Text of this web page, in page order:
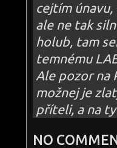
cejtím
ale ne tak
holub, tam
temnému
Ale pozor na
možnej je
příteli, a na
NO